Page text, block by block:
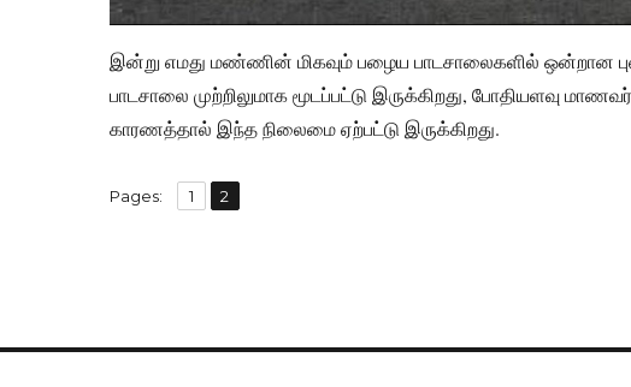
இன்று எமது மண்ணின் மிகவும் பழைய பாடசாலைகளில் ஒன்றான
பாடசாலை முற்றிலுமாக மூடப்பட்டு இருக்கிறது, போதியளவு
காரணத்தால் இந்த நிலைமை ஏற்பட்டு இருக்கிறது.
Pages: Page
1 ,
Page
2